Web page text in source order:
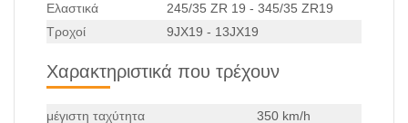
Ελαστικά
245/35 ZR 19 - 345/35 ZR19
Τροχοί
9JX19 - 13JX19
Χαρακτηριστικά που τρέχουν
μέγιστη ταχύτητα
350 km/h